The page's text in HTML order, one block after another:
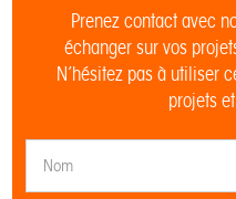
Prenez contact avec
échanger sur vos
N’hésitez pas à utiliser
projets